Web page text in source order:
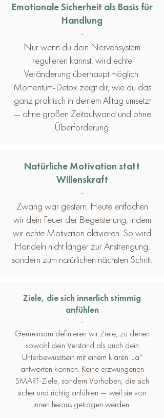
Emotionale Sicherheit als Basis für
Handlung
-
Nur wenn du dein Nervensystem
regulieren kannst, wird echte
Veränderung überhaupt möglich.
Momentum-Detox zeigt dir, wie du das
ganz praktisch in deinem Alltag umsetzt
— ohne großen Zeitaufwand und ohne
Überforderung.
Natürliche Motivation statt
Willenskraft
-
Zwang war gestern. Heute entfachen
wir dein Feuer der Begeisterung, indem
wir echte Motivation aktivieren. So wird
Handeln nicht länger zur Anstrengung,
sondern zum natürlichen nächsten Schritt.
Ziele, die sich innerlich stimmig
anfühlen
-
Gemeinsam definieren wir Ziele, zu denen
sowohl dein Verstand als auch dein
Unterbewusstsein mit einem klaren "Ja"
antworten können. Keine erzwungenen
SMART-Ziele, sondern Vorhaben, die sich
sicher und richtig anfühlen — weil sie von
innen heraus getragen werden.